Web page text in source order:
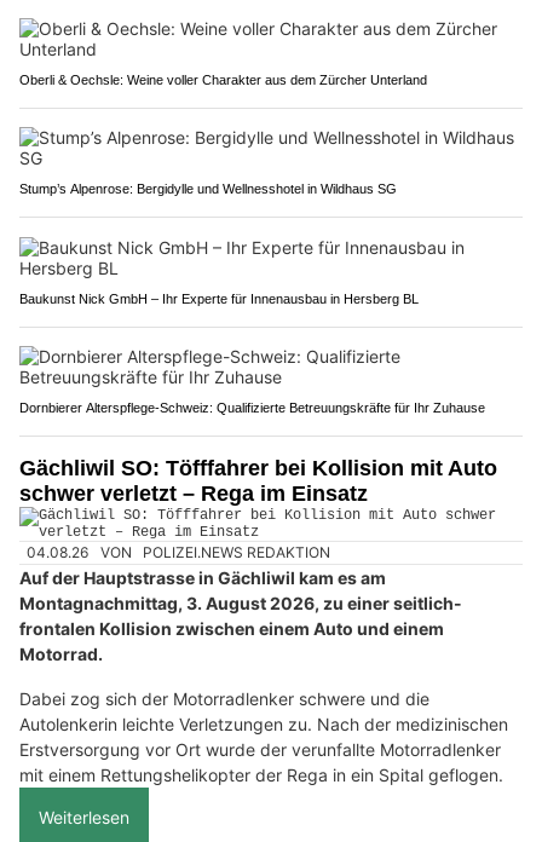
Oberli & Oechsle: Weine voller Charakter aus dem Zürcher Unterland
Stump’s Alpenrose: Bergidylle und Wellnesshotel in Wildhaus SG
Baukunst Nick GmbH – Ihr Experte für Innenausbau in Hersberg BL
Dornbierer Alterspflege-Schweiz: Qualifizierte Betreuungskräfte für Ihr Zuhause
Gächliwil SO: Töfffahrer bei Kollision mit Auto
schwer verletzt – Rega im Einsatz
04.08.26 VON POLIZEI.NEWS REDAKTION
Auf der Hauptstrasse in Gächliwil kam es am
Montagnachmittag, 3. August 2026, zu einer seitlich-
frontalen Kollision zwischen einem Auto und einem
Motorrad.
Dabei zog sich der Motorradlenker schwere und die
Autolenkerin leichte Verletzungen zu. Nach der medizinischen
Erstversorgung vor Ort wurde der verunfallte Motorradlenker
mit einem Rettungshelikopter der Rega in ein Spital geflogen.
Weiterlesen